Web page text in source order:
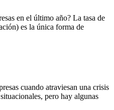
en el último año? La tasa de
es la única forma de
cuando atraviesan una crisis
pero hay algunas